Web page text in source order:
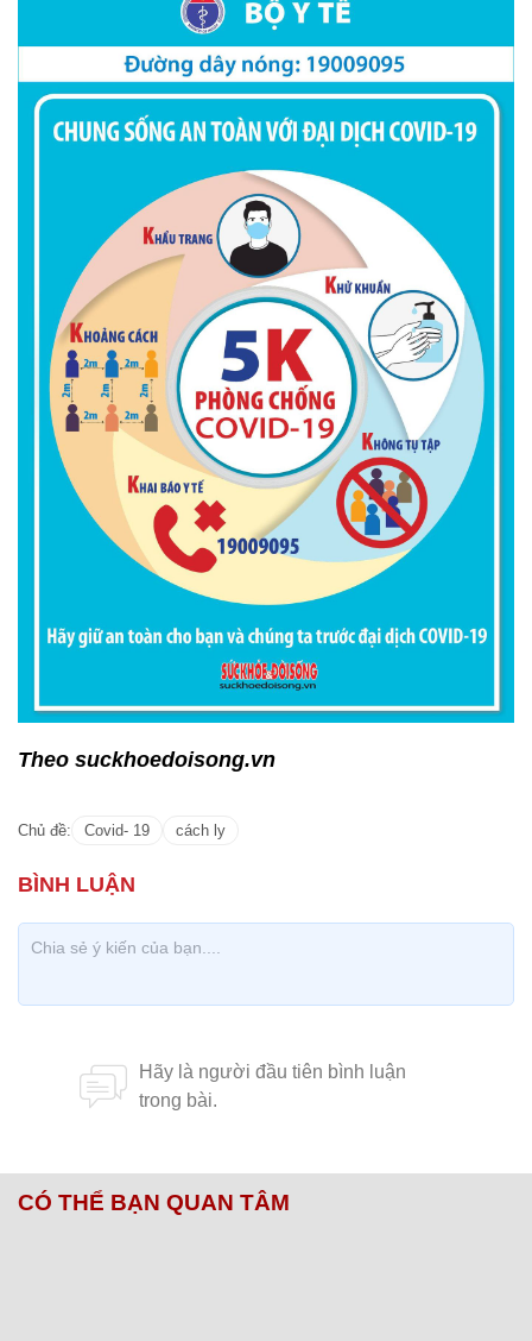
Theo suckhoedoisong.vn
Chủ đề: Covid- 19 cách ly
CÓ THỂ BẠN QUAN TÂM